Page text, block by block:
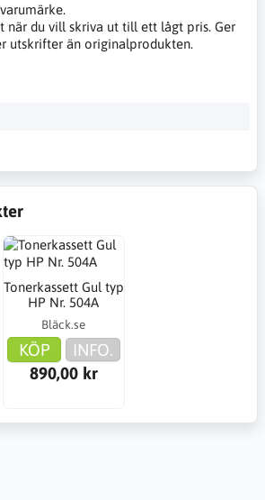
när du vill skriva ut till ett lågt pris. Ger
utskrifter än originalprodukten.
Tonerkassett Gul typ
HP Nr. 504A
Bläck.se
KÖP
INFO.
890,00 kr